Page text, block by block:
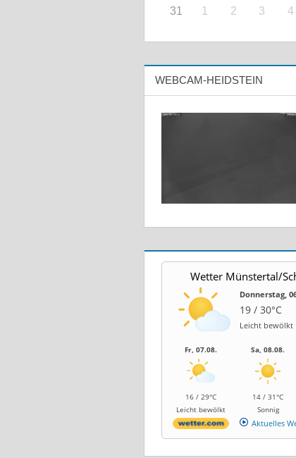
31 1 2 3 4
WEBCAM-HEIDSTEIN
Wetter Münstertal/
Donnerstag,
19 / 30°C
Leicht bewölkt
Fr, 07.08.
16 / 29°C
Leicht bewölkt
Sa, 08.08.
14 / 31°C
Sonnig
Aktuelles